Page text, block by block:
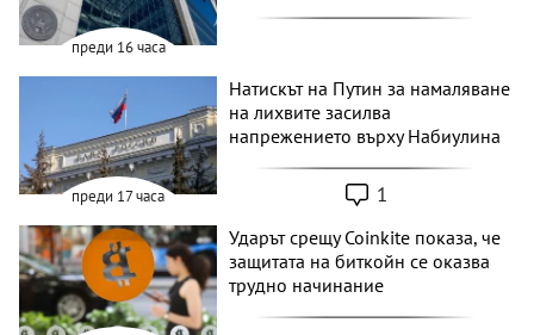
преди 16 часа
преди 17 часа
Натискът на Путин за намаляване
на лихвите засилва
напрежението върху Набиулина
1
Ударът срещу Coinkite показа, че
защитата на биткойн се оказва
трудно начинание